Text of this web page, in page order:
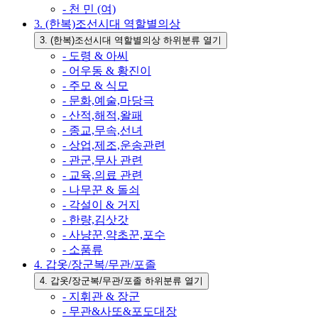
- 천 민 (여)
3. (한복)조선시대 역할별의상
3. (한복)조선시대 역할별의상 하위분류 열기
- 도령 & 아씨
- 어우동 & 황진이
- 주모 & 식모
- 문화,예술,마당극
- 산적,해적,왈패
- 종교,무속,선녀
- 상업,제조,운송관련
- 관군,무사 관련
- 교육,의료 관련
- 나무꾼 & 돌쇠
- 각설이 & 거지
- 한량,김삿갓
- 사냥꾼,약초꾼,포수
- 소품류
4. 갑옷/장군복/무관/포졸
4. 갑옷/장군복/무관/포졸 하위분류 열기
- 지휘관 & 장군
- 무관&사또&포도대장